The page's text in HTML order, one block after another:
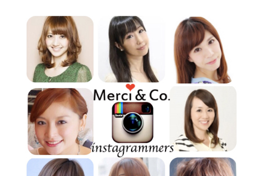
コーディネートブログを更新しました。
ハートモチーフのアイテムを集めてご紹介しておりま
す!
2019年02月12日
コーディネートブログを更新致しました。
お求めやすくカジュアルなアイテムが入荷致しました!
2019年01月29日
コーディネートブログを更新しました。
2019年01月22日